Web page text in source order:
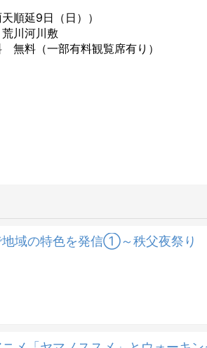
順延9日（日））
川河川敷
料（一部有料観覧席有り）
地域の特色を発信①～秩父夜祭り